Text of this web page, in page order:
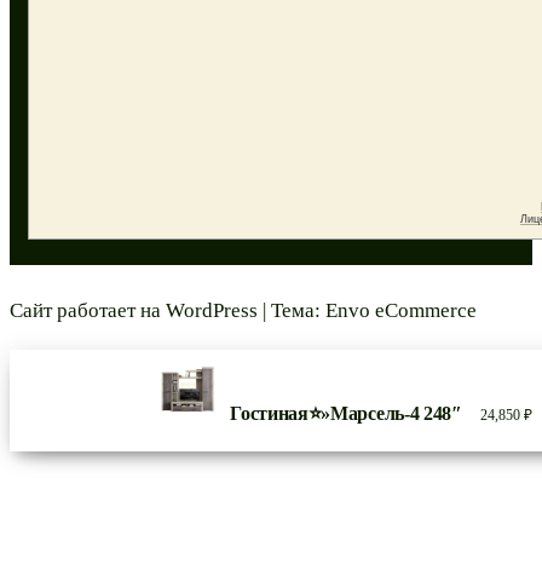
Сайт работает на WordPress | Тема: Envo eCommerce
Гостиная⭐»Марсель-4 248″ 24,850 ₽